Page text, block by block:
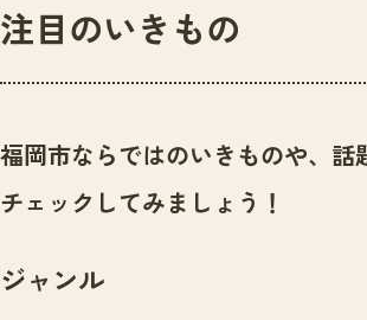
センター紹介
センター紹介TOP
サイトポリシー
ニュース
いきものガイド
イベント
注目のいきもの
福岡市ならではのいきものや、話
チェックしてみましょう！
ジャンル